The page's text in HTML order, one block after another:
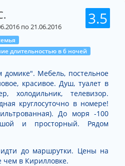
3.5
по 21.06.2016
длительностью в 6 ночей
домике". Мебель, постельное
красивое. Душ, туалет в
холодильник, телевизор.
круглосуточно в номере!
До моря -100
и просторный. Рядом
идти до маршрутки. Цены на
в Кирилловке.